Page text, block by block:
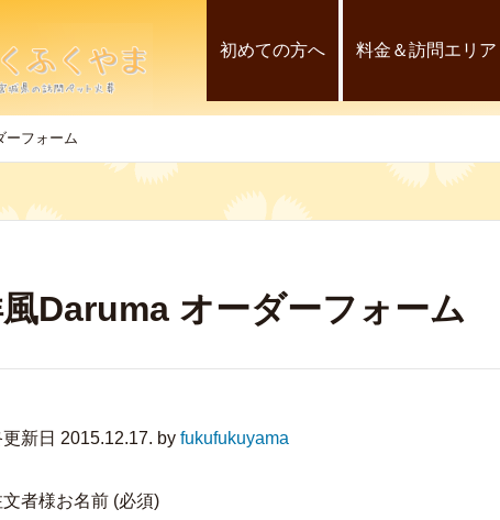
初めての方へ 料金＆訪問エリア
ーフォーム
Daruma オーダーフォーム
新日 2015.12.17. by fukufukuyama
文者様お名前 (必須)